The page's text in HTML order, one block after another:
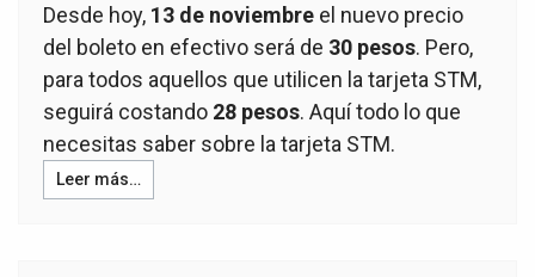
Desde hoy, 13 de noviembre el nuevo precio
del boleto en efectivo será de 30 pesos. Pero,
para todos aquellos que utilicen la tarjeta STM,
seguirá costando 28 pesos. Aquí todo lo que
necesitas saber sobre la tarjeta STM.
Leer más…